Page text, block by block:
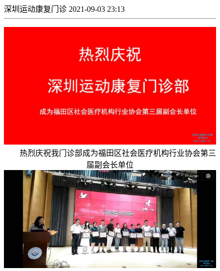
深圳运动康复门诊 2021-09-03 23:13
热烈庆祝我门诊部成为福田区社会医疗机构行业协会第三
届副会长单位